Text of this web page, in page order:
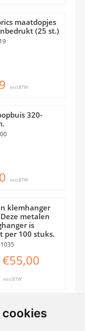
maatdopjes
(25 st.)
excl.BTW
320-
excl.BTW
klemhanger
metalen
is
per 100 stuks.
€55,00
excl.BTW